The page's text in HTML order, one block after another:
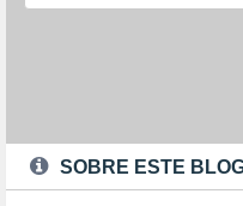
SOBRE ESTE